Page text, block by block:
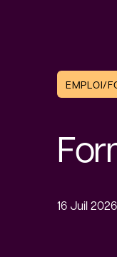
EMPLOI/
16 Juil 2026